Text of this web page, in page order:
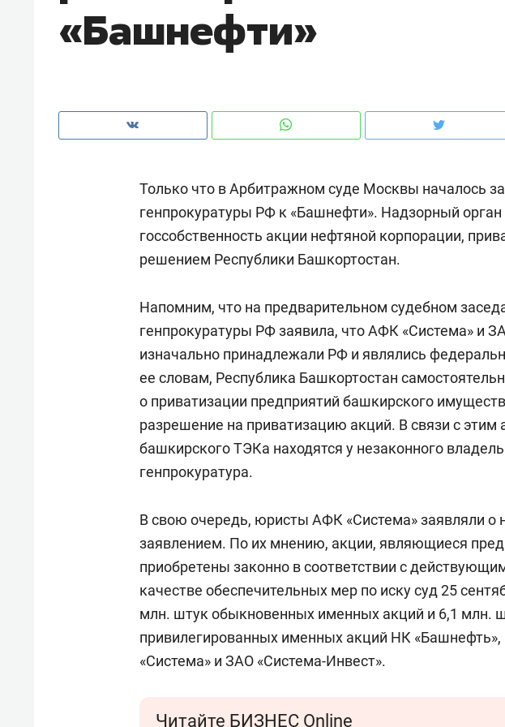
«Башнефти»
Только что в Арбитражном суде Москвы началось
генпрокуратуры РФ к «Башнефти». Надзорный орган
госсобственность акции нефтяной корпорации,
решением Республики Башкортостан.
Напомним, что на предварительном судебном
генпрокуратуры РФ заявила, что АФК «Система» и
изначально принадлежали РФ и являлись
ее словам, Республика Башкортостан
о приватизации предприятий башкирского
разрешение на приватизацию акций. В связи с этим
башкирского ТЭКа находятся у незаконного
генпрокуратура.
В свою очередь, юристы АФК «Система» заявляли о
заявлением. По их мнению, акции, являющиеся
приобретены законно в соответствии с
качестве обеспечительных мер по иску суд 25
млн. штук обыкновенных именных акций и 6,1 млн.
привилегированных именных акций НК
«Система» и ЗАО «Система-Инвест».
Читайте БИЗНЕС Online
рынки, почему надо знать аксакалов и
чем интересен Оман?
Оставить шум за волной: как
строят тишину в казанском
ЖК «Заря»
Психотерапевт «Фороса»:
«Директорский невроз» –
когда человек не считает
свою сверхнагрузку
стрессом»